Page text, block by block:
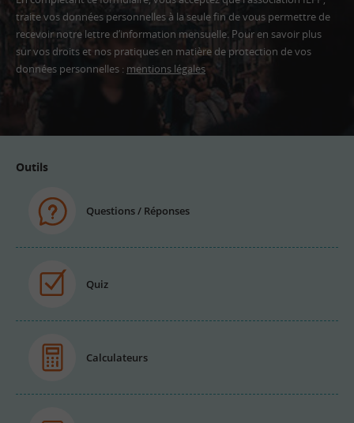
traite vos données personnelles à la seule fin de vous permettre de
recevoir notre lettre d’information mensuelle. Pour en savoir plus
sur vos droits et nos pratiques en matière de protection de vos
données personnelles : mentions légales
Outils
Questions / Réponses
Quiz
Calculateurs